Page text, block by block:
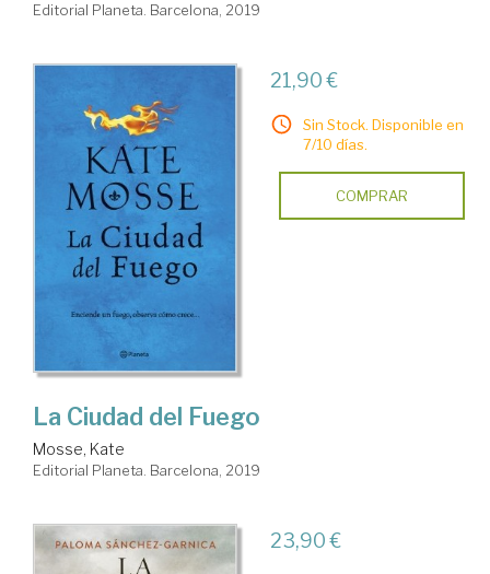
Editorial Planeta. Barcelona, 2019
21,90 €
Sin Stock. Disponible en
7/10 días.
COMPRAR
La Ciudad del Fuego
Mosse, Kate
Editorial Planeta. Barcelona, 2019
23,90 €